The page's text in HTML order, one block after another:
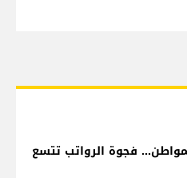
فجوة الرواتب تتسع